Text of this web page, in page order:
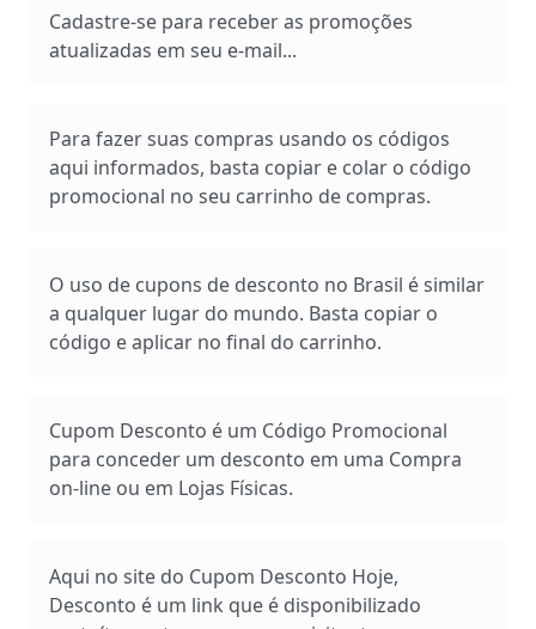
Cadastre-se para receber as promoções
atualizadas em seu e-mail...
Para fazer suas compras usando os códigos
aqui informados, basta copiar e colar o código
promocional no seu carrinho de compras.
O uso de cupons de desconto no Brasil é similar
a qualquer lugar do mundo. Basta copiar o
código e aplicar no final do carrinho.
Cupom Desconto é um Código Promocional
para conceder um desconto em uma Compra
on-line ou em Lojas Físicas.
Aqui no site do Cupom Desconto Hoje,
Desconto é um link que é disponibilizado